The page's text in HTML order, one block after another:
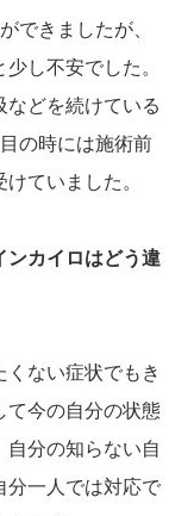
できましたが、
し不安でした。
などを続けている
の時には施術前
ていました。
ンカイロはどう違
ない症状でもき
て今の自分の状態
自分の知らない自
分一人では対応で